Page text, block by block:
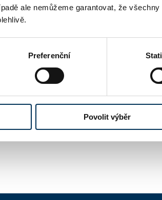
ale nemůžeme garantovat, že
Preferenční
Povolit výběr
TELEFON
u jednotlivých advokátů jsou
advokáta uvedena znalost cizího
cizího státu není pojištěno v